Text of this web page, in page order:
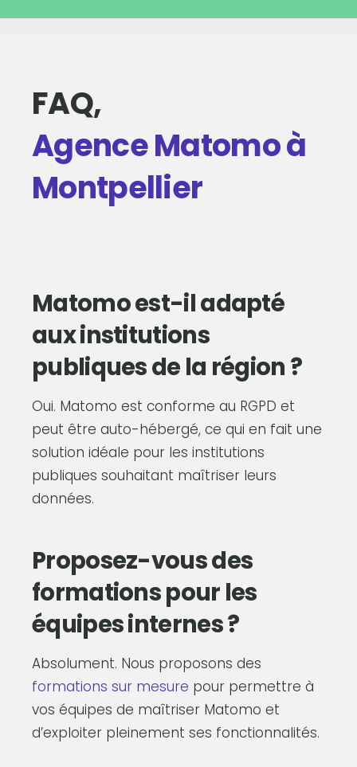
FAQ,
Agence Matomo à
Montpellier
Matomo est-il adapté
aux institutions
publiques de la région ?
Oui. Matomo est conforme au RGPD et
peut être auto-hébergé, ce qui en fait une
solution idéale pour les institutions
publiques souhaitant maîtriser leurs
données.
Proposez-vous des
formations pour les
équipes internes ?
Absolument. Nous proposons des
formations sur mesure pour permettre à
vos équipes de maîtriser Matomo et
d’exploiter pleinement ses fonctionnalités.